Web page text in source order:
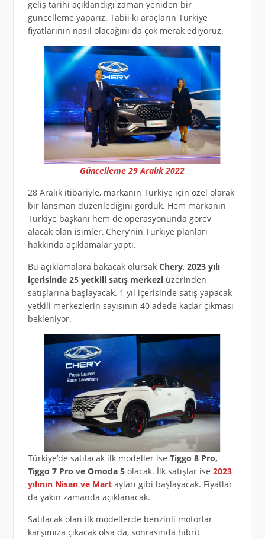
geliş tarihi açıklandığı zaman yeniden bir
güncelleme yaparız. Tabii ki araçların Türkiye
fiyatlarının nasıl olacağını da çok merak ediyoruz.
Güncelleme 29 Aralık 2022
28 Aralık itibariyle, markanın Türkiye için özel olarak
bir lansman düzenlediğini gördük. Hem markanın
Türkiye başkanı hem de operasyonunda görev
alacak olan isimler, Chery’nin Türkiye planları
hakkında açıklamalar yaptı.
Bu açıklamalara bakacak olursak Chery, 2023 yılı
içerisinde 25 yetkili satış merkeziüzerinden
satışlarına başlayacak. 1 yıl içerisinde satış yapacak
yetkili merkezlerin sayısının 40 adede kadar çıkması
bekleniyor.
Türkiye’de satılacak ilk modeller ise Tiggo 8 Pro,
Tiggo 7 Pro ve Omoda 5olacak. İlk satışlar ise 2023
yılının Nisan ve Martayları gibi başlayacak. Fiyatlar
da yakın zamanda açıklanacak.
Satılacak olan ilk modellerde benzinli motorlar
karşımıza çıkacak olsa da, sonrasında hibrit